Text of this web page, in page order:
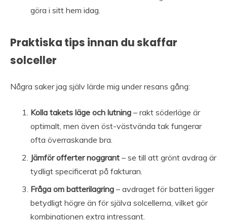
göra i sitt hem idag.
Praktiska tips innan du skaffar
solceller
Några saker jag själv lärde mig under resans gång:
Kolla takets läge och lutning – rakt söderläge är
optimalt, men även öst-västvända tak fungerar
ofta överraskande bra.
Jämför offerter noggrant – se till att grönt avdrag är
tydligt specificerat på fakturan.
Fråga om batterilagring – avdraget för batteri ligger
betydligt högre än för själva solcellerna, vilket gör
kombinationen extra intressant.